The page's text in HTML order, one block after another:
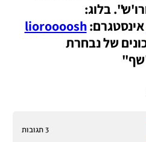
בלוג:
lioroooosh
3 תגובות